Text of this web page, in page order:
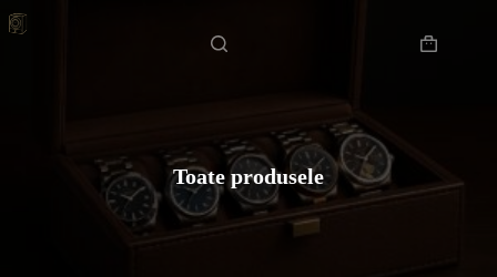
till
Varukorg
Toate produsele